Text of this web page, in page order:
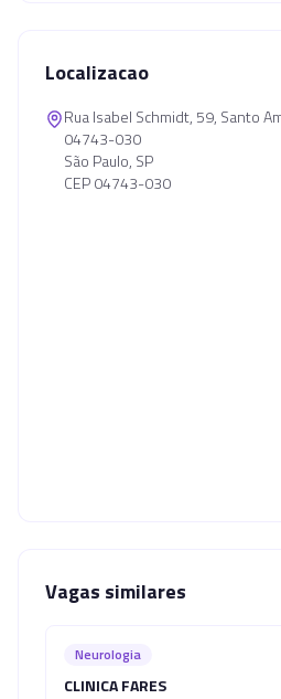
Localizacao
Rua Isabel Schmidt, 59, Santo
04743-030
São Paulo, SP
CEP 04743-030
Vagas similares
Neurologia
CLINICA FARES